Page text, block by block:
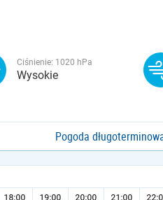
Ciśnienie: 1020 hPa
Wysokie
Pogoda